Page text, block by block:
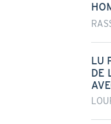
LU
DE